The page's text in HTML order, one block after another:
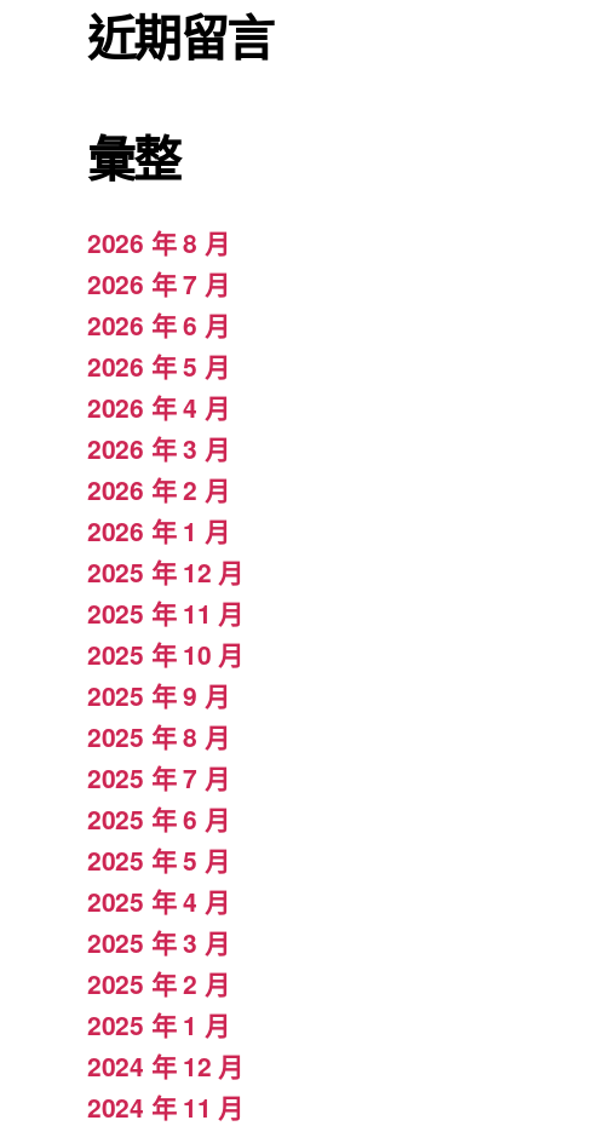
近期留言
彙整
2026 年 8 月
2026 年 7 月
2026 年 6 月
2026 年 5 月
2026 年 4 月
2026 年 3 月
2026 年 2 月
2026 年 1 月
2025 年 12 月
2025 年 11 月
2025 年 10 月
2025 年 9 月
2025 年 8 月
2025 年 7 月
2025 年 6 月
2025 年 5 月
2025 年 4 月
2025 年 3 月
2025 年 2 月
2025 年 1 月
2024 年 12 月
2024 年 11 月